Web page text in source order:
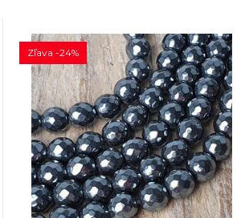
Zľava -24%